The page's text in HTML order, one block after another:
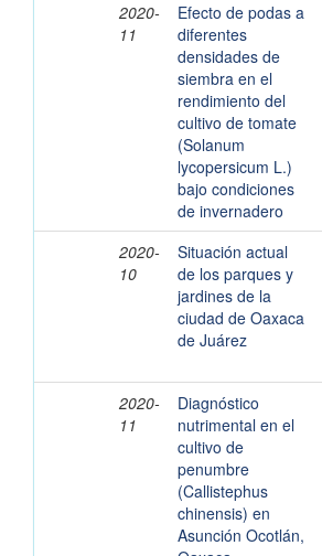
2020-
11
Efecto de podas a
diferentes
densidades de
siembra en el
rendimiento del
cultivo de tomate
(Solanum
lycopersicum L.)
bajo condiciones
de invernadero
2020-
10
Situación actual
de los parques y
jardines de la
ciudad de Oaxaca
de Juárez
2020-
11
Diagnóstico
nutrimental en el
cultivo de
penumbre
(Callistephus
chinensis) en
Asunción Ocotlán,